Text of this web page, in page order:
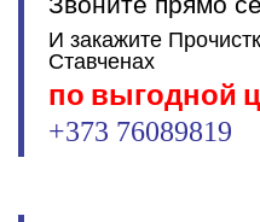
И закажите
Ставченах
по выгодной
+373 76089819